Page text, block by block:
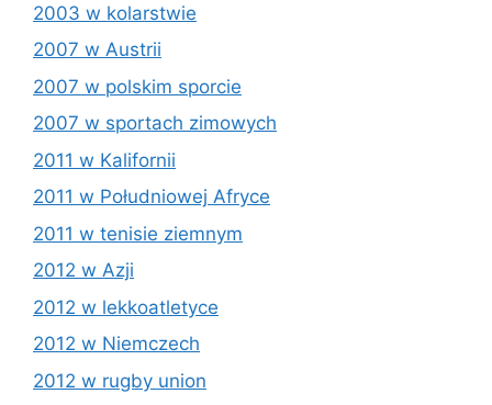
2003 w kolarstwie
2007 w Austrii
2007 w polskim sporcie
2007 w sportach zimowych
2011 w Kalifornii
2011 w Południowej Afryce
2011 w tenisie ziemnym
2012 w Azji
2012 w lekkoatletyce
2012 w Niemczech
2012 w rugby union